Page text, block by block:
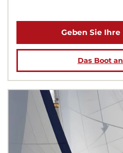
Geben Sie
Das Boot